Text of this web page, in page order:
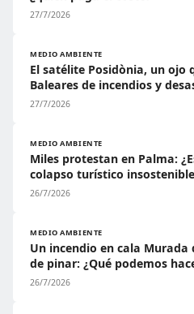
27/7/2026
MEDIO AMBIENTE
El satélite Posidònia, un ojo
Baleares de incendios y
27/7/2026
MEDIO AMBIENTE
Miles protestan en Palma:
colapso turístico
26/7/2026
MEDIO AMBIENTE
Un incendio en cala
de pinar: ¿Qué podemos
26/7/2026